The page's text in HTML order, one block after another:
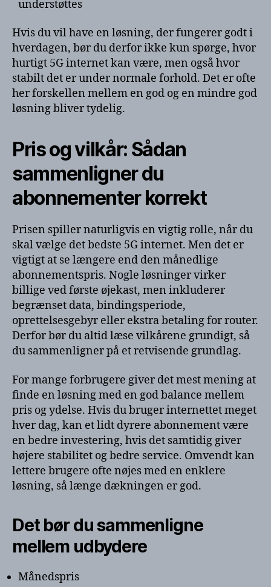
understøttes
Hvis du vil have en løsning, der fungerer godt i
hverdagen, bør du derfor ikke kun spørge, hvor
hurtigt 5G internet kan være, men også hvor
stabilt det er under normale forhold. Det er ofte
her forskellen mellem en god og en mindre god
løsning bliver tydelig.
Pris og vilkår: Sådan
sammenligner du
abonnementer korrekt
Prisen spiller naturligvis en vigtig rolle, når du
skal vælge det bedste 5G internet. Men det er
vigtigt at se længere end den månedlige
abonnementspris. Nogle løsninger virker
billige ved første øjekast, men inkluderer
begrænset data, bindingsperiode,
oprettelsesgebyr eller ekstra betaling for router.
Derfor bør du altid læse vilkårene grundigt, så
du sammenligner på et retvisende grundlag.
For mange forbrugere giver det mest mening at
finde en løsning med en god balance mellem
pris og ydelse. Hvis du bruger internettet meget
hver dag, kan et lidt dyrere abonnement være
en bedre investering, hvis det samtidig giver
højere stabilitet og bedre service. Omvendt kan
lettere brugere ofte nøjes med en enklere
løsning, så længe dækningen er god.
Det bør du sammenligne
mellem udbydere
Månedspris